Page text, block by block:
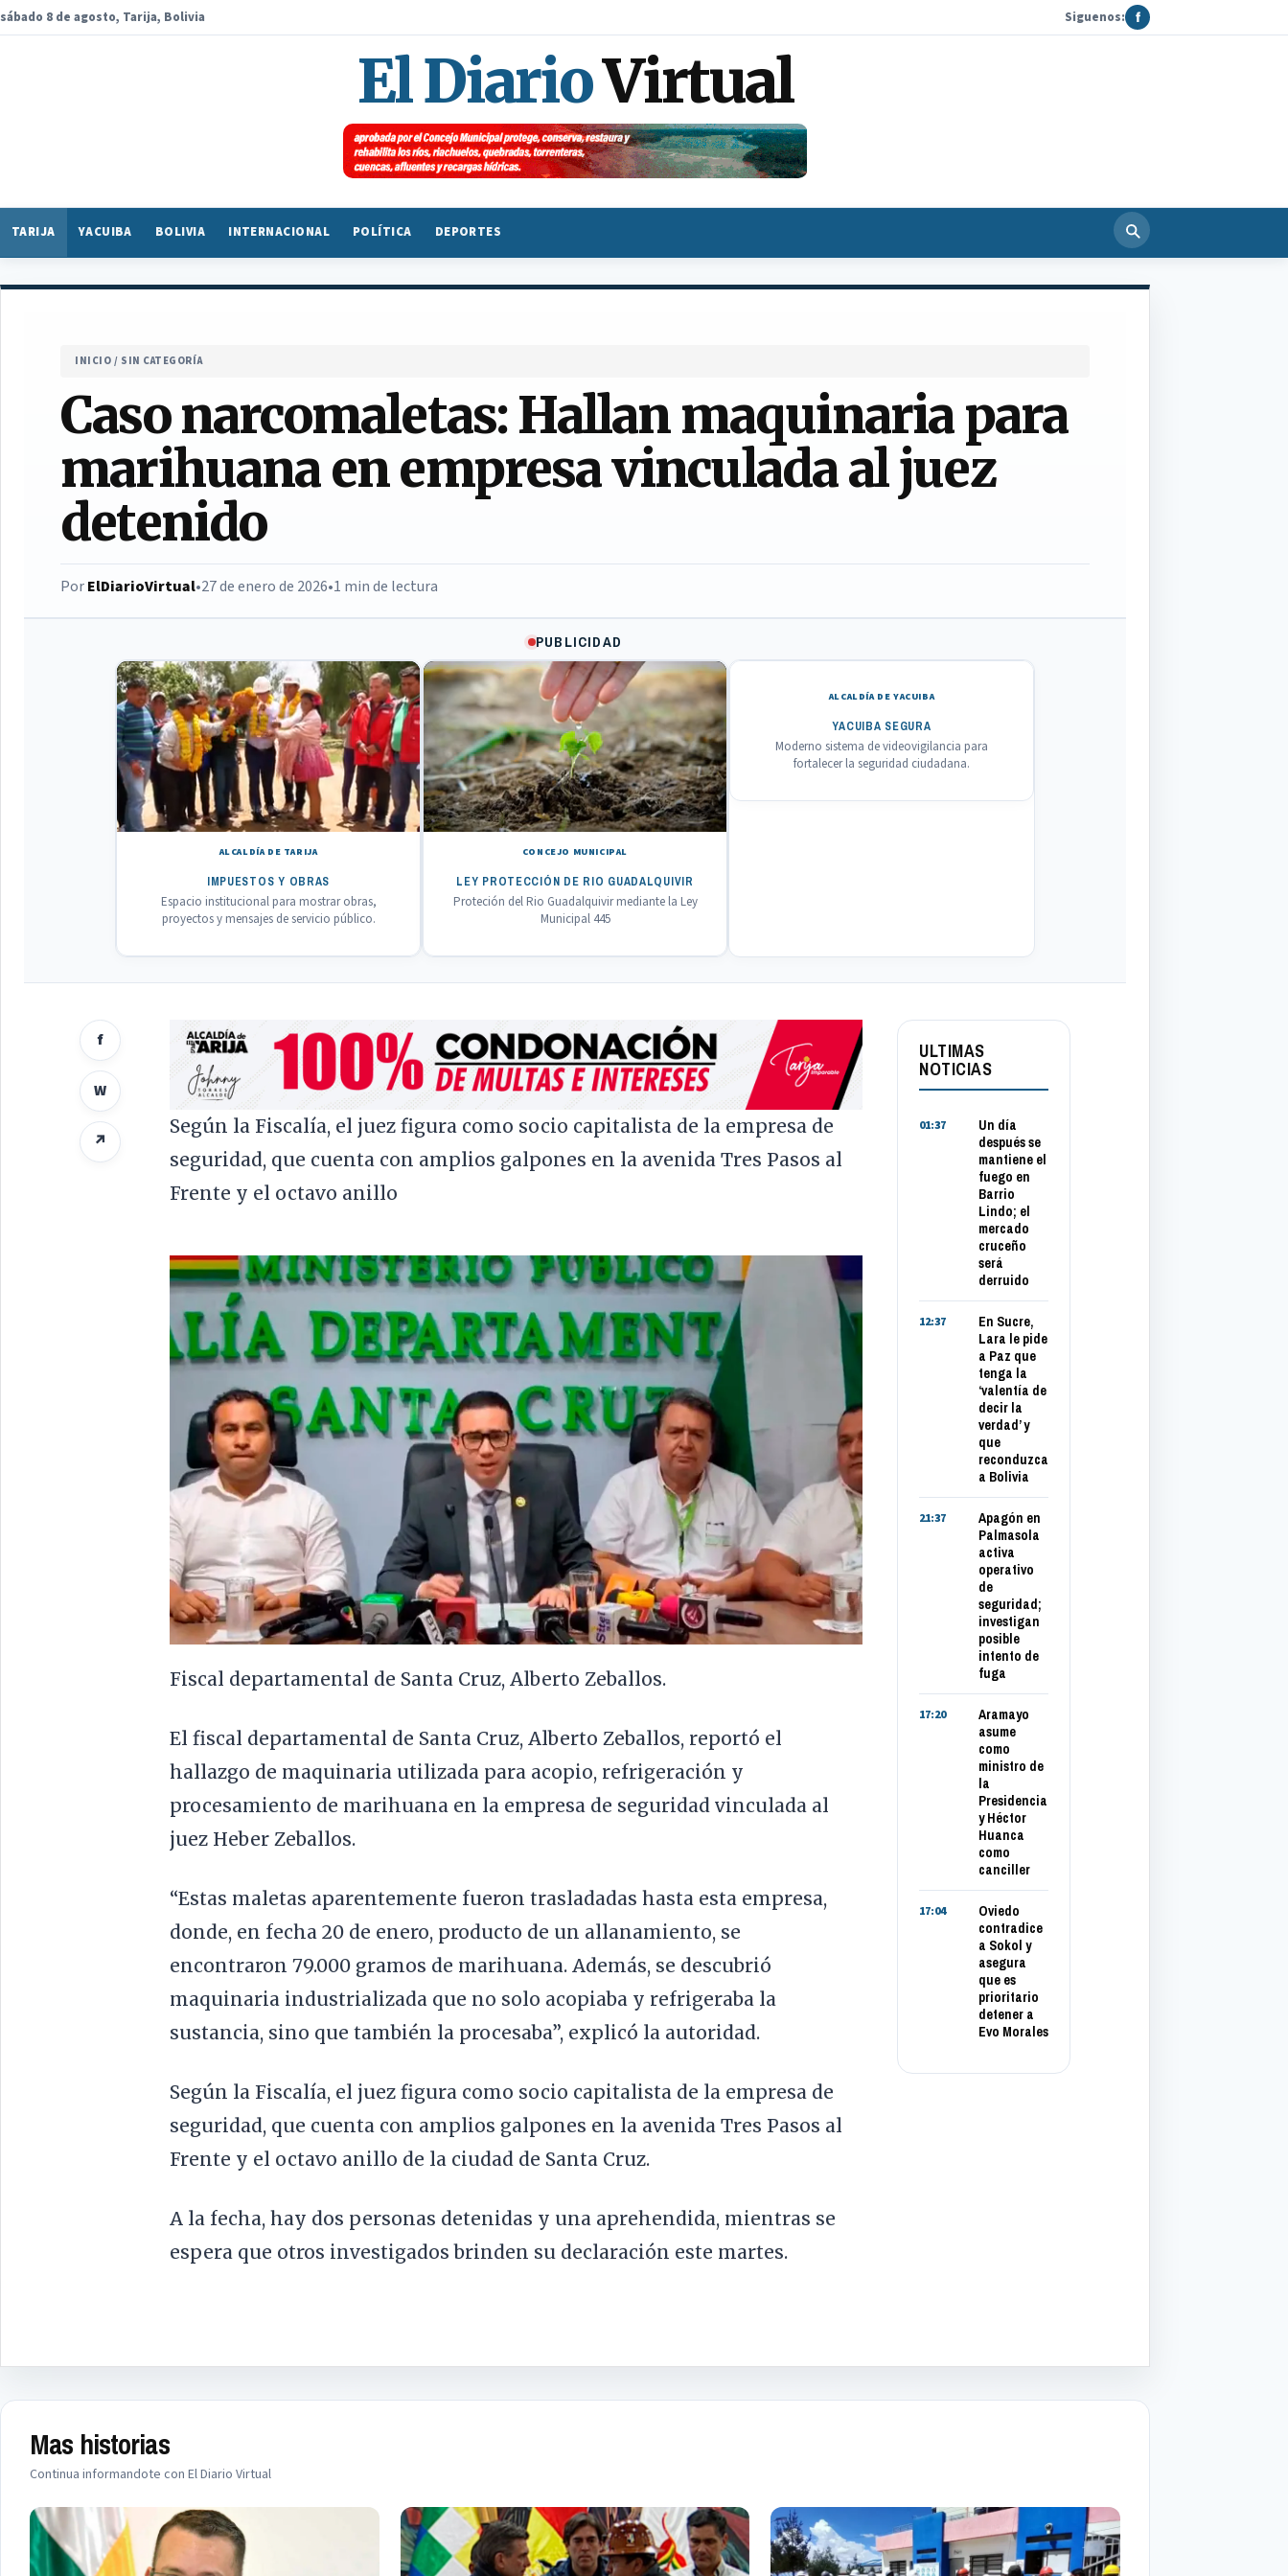
sábado 8 de agosto, Tarija, Bolivia Siguenos: f
El DiarioVirtual
TARIJA YACUIBA BOLIVIA INTERNACIONAL POLÍTICA DEPORTES
INICIO / SIN CATEGORÍA
Caso narcomaletas: Hallan maquinaria para
marihuana en empresa vinculada al juez
detenido
PorElDiarioVirtual•27 de enero de 2026•1 min de lectura
PUBLICIDAD
ALCALDÍA DE TARIJA
IMPUESTOS Y OBRAS
Espacio institucional para mostrar obras,
proyectos y mensajes de servicio público.
CONCEJO MUNICIPAL
LEY PROTECCIÓN DE RIO GUADALQUIVIR
Proteción del Rio Guadalquivir mediante la Ley
Municipal 445
ALCALDÍA DE YACUIBA
YACUIBA SEGURA
Moderno sistema de videovigilancia para
fortalecer la seguridad ciudadana.
f
W
↗
Según la Fiscalía, el juez figura como socio capitalista de la empresa de
seguridad, que cuenta con amplios galpones en la avenida Tres Pasos al
Frente y el octavo anillo
Fiscal departamental de Santa Cruz, Alberto Zeballos.
El fiscal departamental de Santa Cruz, Alberto Zeballos, reportó el
hallazgo de maquinaria utilizada para acopio, refrigeración y
procesamiento de marihuana en la empresa de seguridad vinculada al
juez Heber Zeballos.
“Estas maletas aparentemente fueron trasladadas hasta esta empresa,
donde, en fecha 20 de enero, producto de un allanamiento, se
encontraron 79.000 gramos de marihuana. Además, se descubrió
maquinaria industrializada que no solo acopiaba y refrigeraba la
sustancia, sino que también la procesaba”, explicó la autoridad.
Según la Fiscalía, el juez figura como socio capitalista de la empresa de
seguridad, que cuenta con amplios galpones en la avenida Tres Pasos al
Frente y el octavo anillo de la ciudad de Santa Cruz.
A la fecha, hay dos personas detenidas y una aprehendida, mientras se
espera que otros investigados brinden su declaración este martes.
ULTIMAS
NOTICIAS
01:37
Un día
después se
mantiene el
fuego en
Barrio
Lindo; el
mercado
cruceño
será
derruido
12:37
En Sucre,
Lara le pide
a Paz que
tenga la
‘valentía de
decir la
verdad’ y
que
reconduzca
a Bolivia
21:37
Apagón en
Palmasola
activa
operativo
de
seguridad;
investigan
posible
intento de
fuga
17:20
Aramayo
asume
como
ministro de
la
Presidencia
y Héctor
Huanca
como
canciller
17:04
Oviedo
contradice
a Sokol y
asegura
que es
prioritario
detener a
Evo Morales
Mas historias
Continua informandote con El Diario Virtual